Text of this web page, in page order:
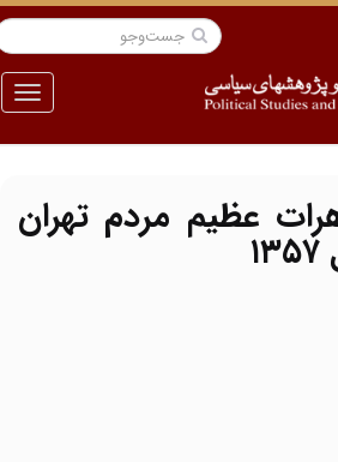
منو
عظیم مردم تهران